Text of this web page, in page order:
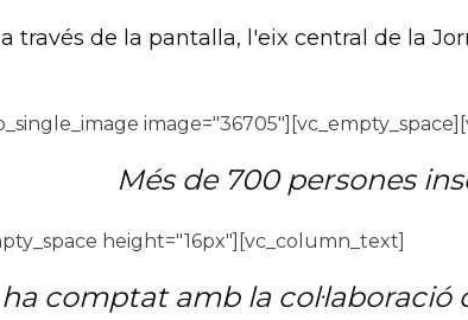
través de la pantalla, l'eix central de la
Més de 700 persones
height="16px"][vc_column_text]
comptat amb la col·laboració